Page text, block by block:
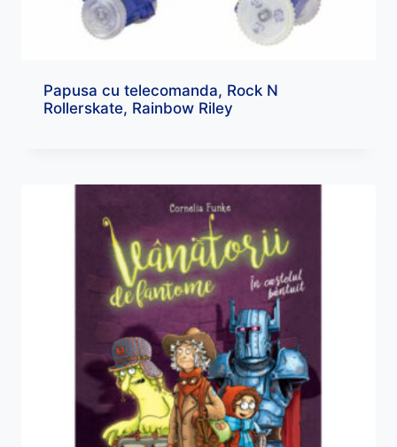
Papusa cu telecomanda, Rock N
Rollerskate, Rainbow Riley